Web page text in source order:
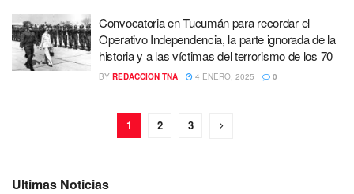
Convocatoria en Tucumán para recordar el
Operativo Independencia, la parte ignorada de la
historia y a las víctimas del terrorismo de los 70
BY REDACCION TNA 4 ENERO, 2025 0
1 2 3
Ultimas Noticias